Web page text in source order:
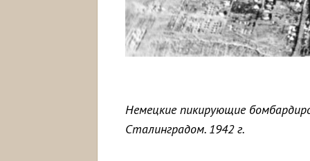
Немецкие пикирующие
Сталинградом. 1942 г.